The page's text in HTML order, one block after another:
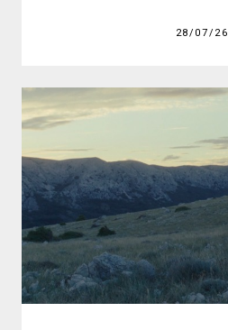
28/07/26